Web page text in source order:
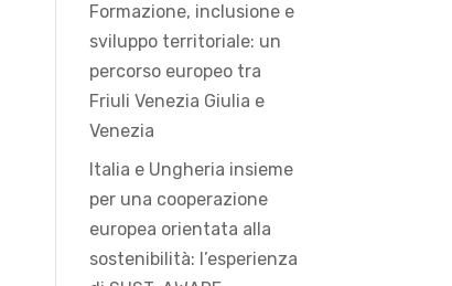
Formazione, inclusione e
sviluppo territoriale: un
percorso europeo tra
Friuli Venezia Giulia e
Venezia
Italia e Ungheria insieme
per una cooperazione
europea orientata alla
sostenibilità: l’esperienza